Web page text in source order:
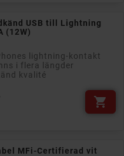
USB till Lightning
(12W)
lightning-kontakt
i flera längder
kvalité

MFi-Certifierad vit